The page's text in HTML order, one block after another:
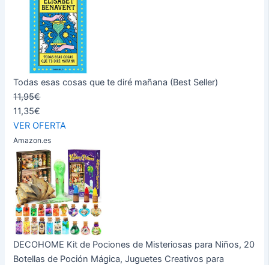
Todas esas cosas que te diré mañana (Best Seller)
11,95€
11,35€
VER OFERTA
Amazon.es
DECOHOME Kit de Pociones de Misteriosas para Niños, 20
Botellas de Poción Mágica, Juguetes Creativos para